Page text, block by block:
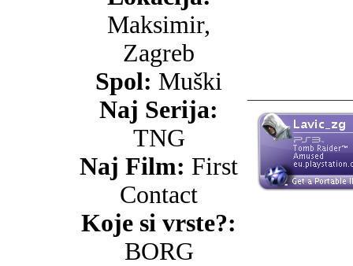
Maksimir,
Zagreb
Spol: Muški
Naj Serija:
TNG
Naj Film: First
Contact
Koje si vrste?:
BORG